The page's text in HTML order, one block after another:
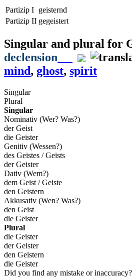
Partizip I geisternd
Partizip II gegeistert
Singular and plural for
declension
mind, ghost, spirit
Singular
Plural
Singular
Nominativ (Wer? Was?)
der Geist
die Geister
Genitiv (Wessen?)
des Geistes / Geists
der Geister
Dativ (Wem?)
dem Geist / Geiste
den Geistern
Akkusativ (Wen? Was?)
den Geist
die Geister
Plural
die Geister
der Geister
den Geistern
die Geister
Did you find any mistake or inaccuracy?